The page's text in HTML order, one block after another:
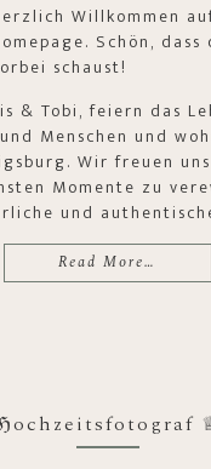
Willkommen
Schön, dass
schaust!
& Tobi, feiern das
Menschen und
Wir freuen
Momente zu
und
Read More…